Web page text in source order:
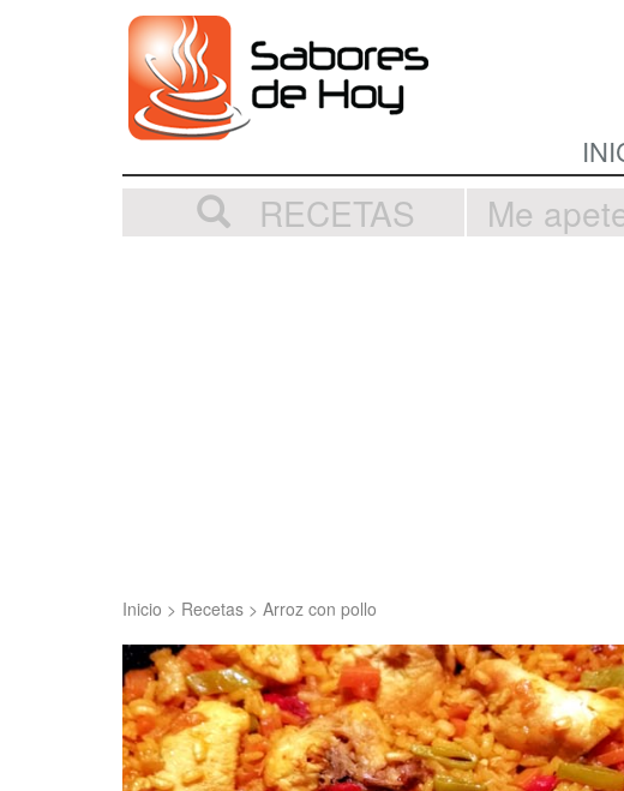
RECETAS
Inicio > Recetas > Arroz con pollo